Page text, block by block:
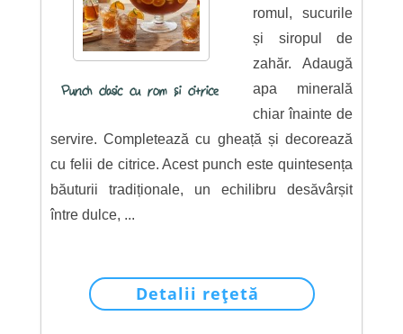
Punch clasic cu rom și citrice
romul, sucurile
și siropul de
zahăr. Adaugă
apa minerală
chiar înainte de
servire. Completează cu gheață și decorează
cu felii de citrice. Acest punch este quintesența
băuturii tradiționale, un echilibru desăvârșit
între dulce, ...
Detalii rețetă